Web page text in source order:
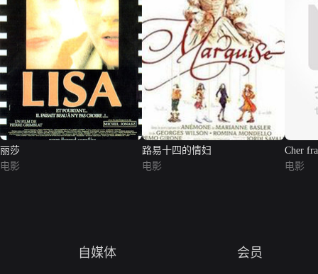
丽莎
电影
路易十四的情妇
电影
Cher
电影
自媒体 会员